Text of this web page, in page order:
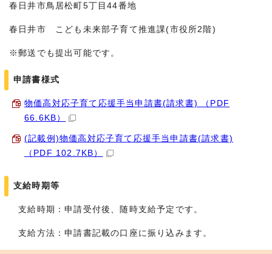
春日井市鳥居松町5丁目44番地
春日井市 こども未来部子育て推進課(市役所2階)
※郵送でも提出可能です。
申請書様式
物価高対応子育て応援手当申請書(請求書) （PDF
66.6KB）
(記載例)物価高対応子育て応援手当申請書(請求書)
（PDF 102.7KB）
支給時期等
支給時期：申請受付後、随時支給予定です。
支給方法：申請書記載の口座に振り込みます。